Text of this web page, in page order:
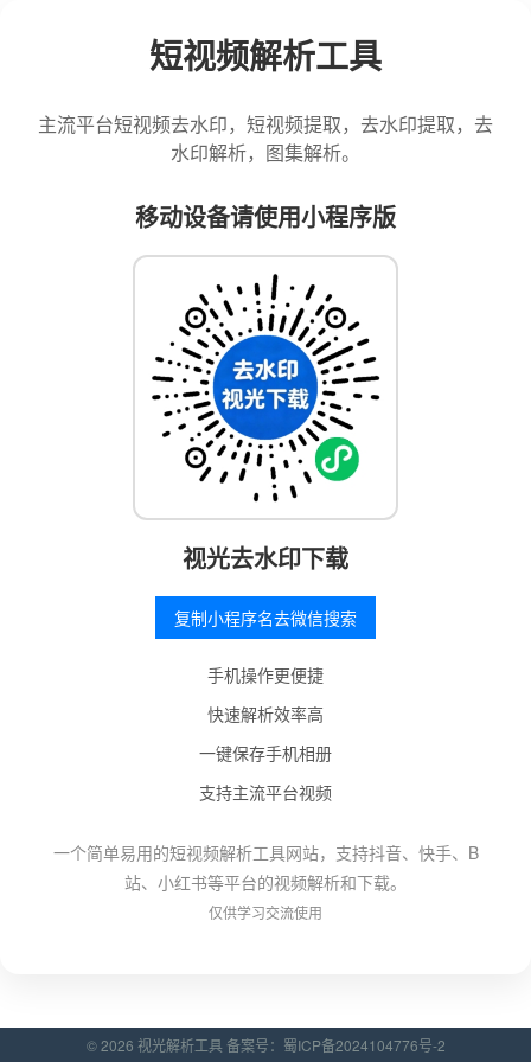
短视频解析工具
主流平台短视频去水印，短视频提取，去水印提取，去
水印解析，图集解析。
移动设备请使用小程序版
视光去水印下载
复制小程序名去微信搜索
手机操作更便捷
快速解析效率高
一键保存手机相册
支持主流平台视频
一个简单易用的短视频解析工具网站，支持抖音、快手、B
站、小红书等平台的视频解析和下载。
仅供学习交流使用
© 2026 视光解析工具 备案号： 蜀ICP备2024104776号-2